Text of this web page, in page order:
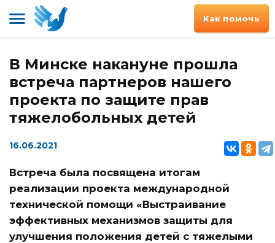
Как помочь
В Минске накануне прошла
встреча партнеров нашего
проекта по защите прав
тяжелобольных детей
16.06.2021
Встреча была посвящена итогам
реализации проекта международной
технической помощи «Выстраивание
эффективных механизмов защиты для
улучшения положения детей с тяжелыми